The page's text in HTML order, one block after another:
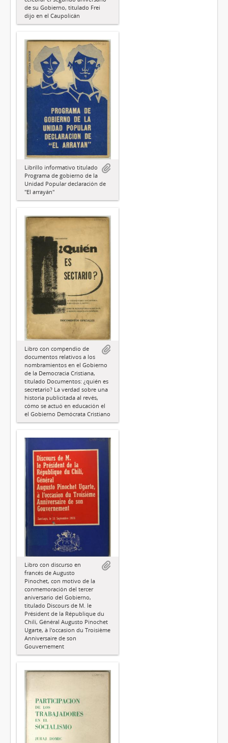
de su Gobierno, titulado Frei
dijo en el Caupolicán
Librillo informativo titulado
Programa de gobierno de la
Unidad Popular declaración de
"El arrayán"
Libro con compendio de
documentos relativos a los
nombramientos en el Gobierno
de la Democracia Cristiana,
titulado Documentos: ¿quién es
secretario? La verdad sobre una
historia publicitada al revés,
cómo se actuó en educación el
el Gobierno Demócrata Cristiano
Libro con discurso en
francés de Augusto
Pinochet, con motivo de la
conmemoración del tercer
aniversario del Gobierno,
titulado Discours de M. le
Président de la République du
Chilí, Général Augusto Pinochet
Ugarte, à l'occasion du Troisième
Anniversaire de son
Gouvernement